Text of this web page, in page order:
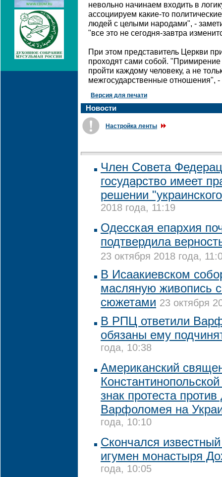
невольно начинаем входить в
ассоциируем какие-то
людей с целыми народами", -
"все это не сегодня-завтра
При этом представитель Церкви
проходят сами собой.
пройти каждому человеку, а не
межгосударственные отношения", -
Версия для печати
Новости
Настройка ленты
Член Совета
государство имеет
решении
2018 года, 11:19
Одесская епархия
подтвердила
23 октября 2018 года,
В Исаакиевском
масляную живопись
сюжетами 23 октября
В РПЦ ответили
обязаны ему
года, 10:38
Американский
знак протеста
Варфоломея на
года, 10:10
Скончался
игумен монастыря
года, 10:05